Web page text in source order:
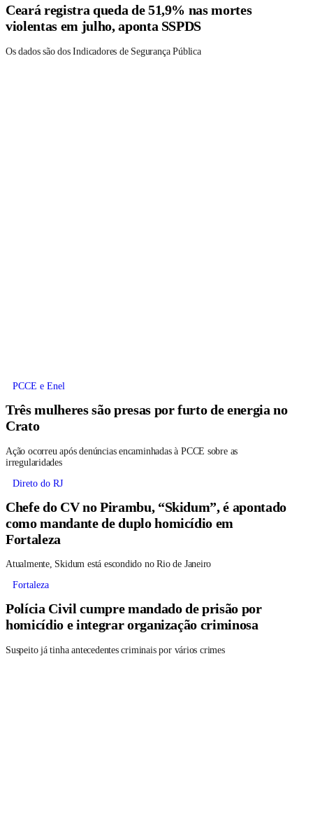
Ceará registra queda de 51,9% nas mortes
violentas em julho, aponta SSPDS
Os dados são dos Indicadores de Segurança Pública
PCCE e Enel
Três mulheres são presas por furto de energia no
Crato
Ação ocorreu após denúncias encaminhadas à PCCE sobre as
irregularidades
Direto do RJ
Chefe do CV no Pirambu, “Skidum”, é apontado
como mandante de duplo homicídio em
Fortaleza
Atualmente, Skidum está escondido no Rio de Janeiro
Fortaleza
Polícia Civil cumpre mandado de prisão por
homicídio e integrar organização criminosa
Suspeito já tinha antecedentes criminais por vários crimes